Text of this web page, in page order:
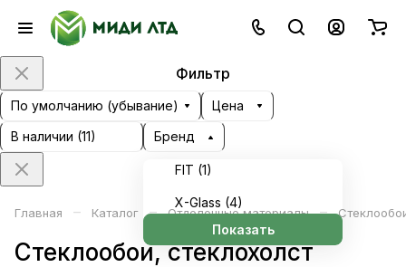
Фильтр
По умолчанию (убывание)
Цена
В наличии (11) Бренд
FIT (1)
X-Glass (4)
Показать
Главная – Каталог – Отделочные материалы –
Стеклообои, стеклохолст